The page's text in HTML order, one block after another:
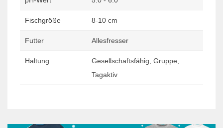
Fischgröße 8-10 cm
Futter Allesfresser
Haltung
Gesellschaftsfähig, Gruppe,
Tagaktiv